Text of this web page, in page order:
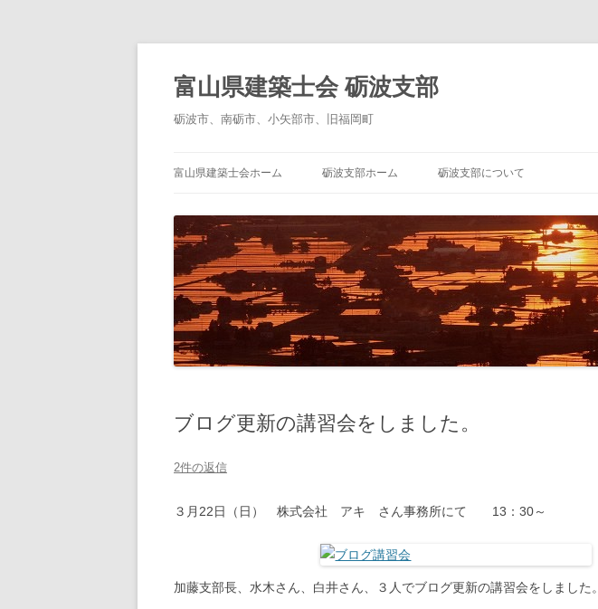
テ
ン
ツ
へ
ス
富山県建築士会 砺波支部
砺波市、南砺市、小矢部市、旧福岡町
富山県建築士会ホーム 砺波支部ホーム 砺波支部について
ブログ更新の講習会をしました。
2件の返信
３月22日（日） 株式会社 アキ さん事務所にて 13：30～
加藤支部長、水木さん、白井さん、３人でブログ更新の講習会をしました。